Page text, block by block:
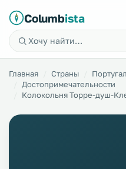
Columbista
Главная Страны
Достопримечательности
Колокольня Торре-душ-